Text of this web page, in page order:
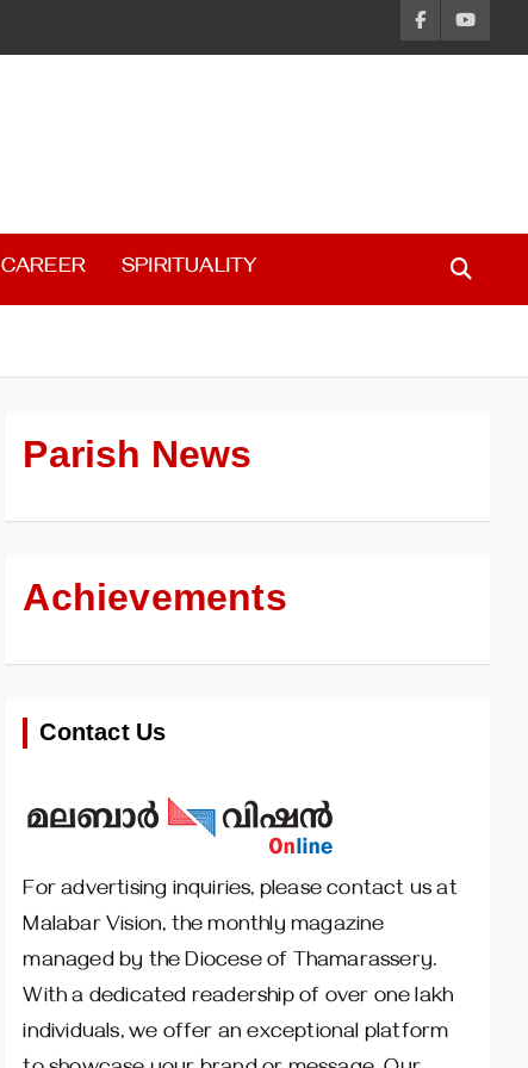
CAREER SPIRITUALITY
Parish News
Achievements
Contact Us
For advertising inquiries, please contact us at
Malabar Vision, the monthly magazine
managed by the Diocese of Thamarassery.
With a dedicated readership of over one lakh
individuals, we offer an exceptional platform